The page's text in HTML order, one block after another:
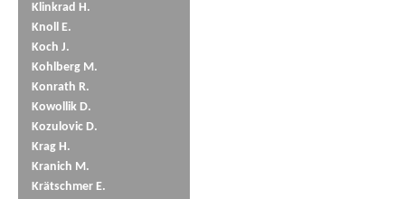
Klinkrad H.
Knoll E.
Koch J.
Kohlberg M.
Konrath R.
Kowollik D.
Kozulovic D.
Krag H.
Kranich M.
Krätschmer E.